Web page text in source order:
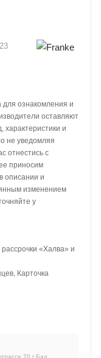
ознакомления и
оставляют
характеристики и
не уведомляя
отнестись с
приносим
описании и
изменением
у
«Халва» и
Карточка
г.Бад